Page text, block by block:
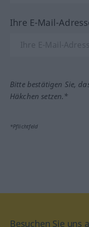
Ihre E-Mail-
Bitte bestätigen Sie,
Häkchen setzen.*
*Pflichtfeld
Besuchen Sie uns